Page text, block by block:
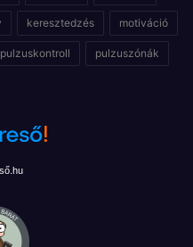
keresztedzés motiváció
pulzuskontroll pulzuszónák